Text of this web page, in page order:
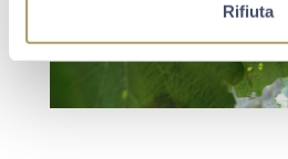
Rifiuta